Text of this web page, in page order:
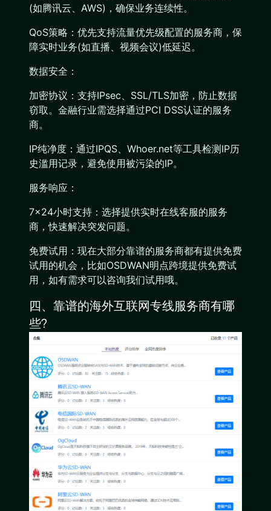
(如腾讯云、AWS)，确保业务连续性。
QoS策略：优先支持流量优先级配置的服务商，保
障实时业务(如直播、视频会议)低延迟。
数据安全：
加密协议：支持IPsec、SSL/TLS加密，防止数据
窃取。金融行业需选择通过PCI DSS认证的服务
商。
IP纯净度：通过IPQS、Whoer.net等工具检测IP历
史滥用记录，避免使用被污染的IP。
服务响应：
7×24小时支持：选择提供实时在线客服的服务
商，快速解决突发问题。
免费试用：现在大部分靠谱的服务商都有提供免费
试用的机会，比如OSDWAN明点跨境提供免费试
用，如有需求可以咨询我们试用哦。
四、靠谱的海外互联网专线服务商有哪
些?